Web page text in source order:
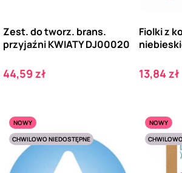
Zest. do tworz. brans.
przyjaźni KWIATY DJ00020
Cena
44,59 zł
Fiolki z
Cena
13,84 zł
NOWY
CHWILOWO NIEDOSTĘPNE
NOWY